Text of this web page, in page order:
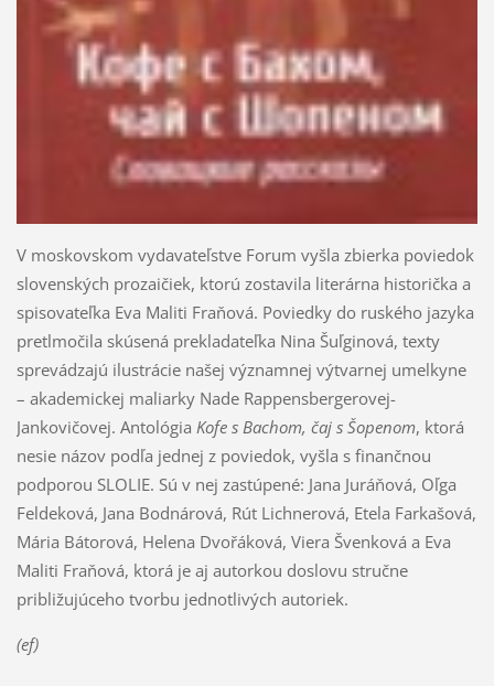
V moskovskom vydavateľstve Forum vyšla zbierka poviedok
slovenských prozaičiek, ktorú zostavila literárna historička a
spisovateľka Eva Maliti Fraňová. Poviedky do ruského jazyka
pretlmočila skúsená prekladateľka Nina Šuľginová, texty
sprevádzajú ilustrácie našej významnej výtvarnej umelkyne
– akademickej maliarky Nade Rappensbergerovej-
Jankovičovej. Antológia Kofe s Bachom, čaj s Šopenom, ktorá
nesie názov podľa jednej z poviedok, vyšla s finančnou
podporou SLOLIE. Sú v nej zastúpené: Jana Juráňová, Oľga
Feldeková, Jana Bodnárová, Rút Lichnerová, Etela Farkašová,
Mária Bátorová, Helena Dvořáková, Viera Švenková a Eva
Maliti Fraňová, ktorá je aj autorkou doslovu stručne
približujúceho tvorbu jednotlivých autoriek.
(ef)